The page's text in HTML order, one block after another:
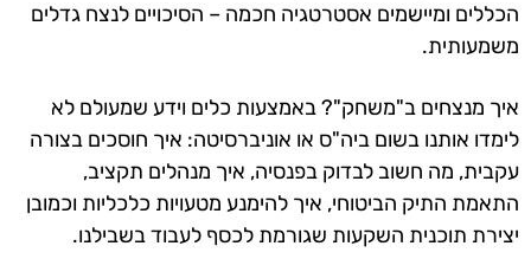
הכללים ומיישמים אסטרטגיה חכמה – הסיכויים לנצח גדלים
משמעותית.
איך מנצחים ב"משחק"? באמצעות כלים וידע שמעולם לא
לימדו אותנו בשום ביה"ס או אוניברסיטה: איך חוסכים בצורה
עקבית, מה חשוב לבדוק בפנסיה, איך מנהלים תקציב,
התאמת התיק הביטוחי, איך להימנע מטעויות כלכליות וכמובן
יצירת תוכנית השקעות שגורמת לכסף לעבוד בשבילנו.